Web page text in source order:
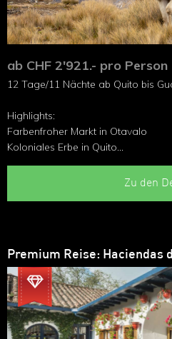
ab CHF 2'921.- pro Person
12 Tage/11 Nächte ab Quito bis
Highlights:
Farbenfroher Markt in Otavalo
Koloniales Erbe in Quito
Legendäre Zugfahrt in Alausi
Herrliche Kathedrale in Cuenca
Zu den
Premium Reise: Haciendas